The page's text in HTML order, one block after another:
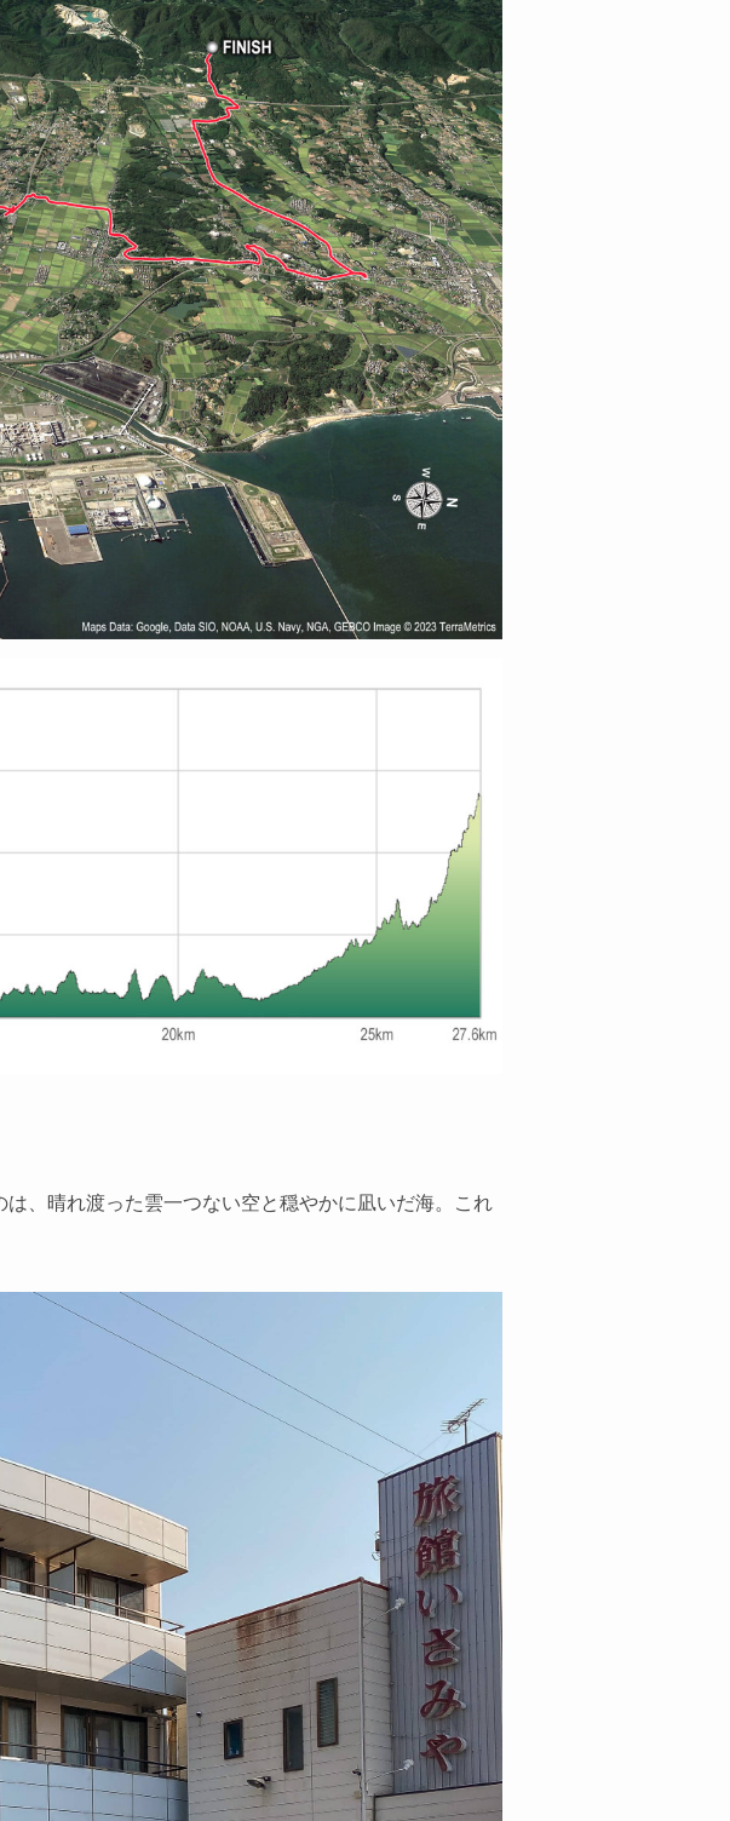
、晴れ渡った雲一つない空と穏やかに凪いだ海。これ